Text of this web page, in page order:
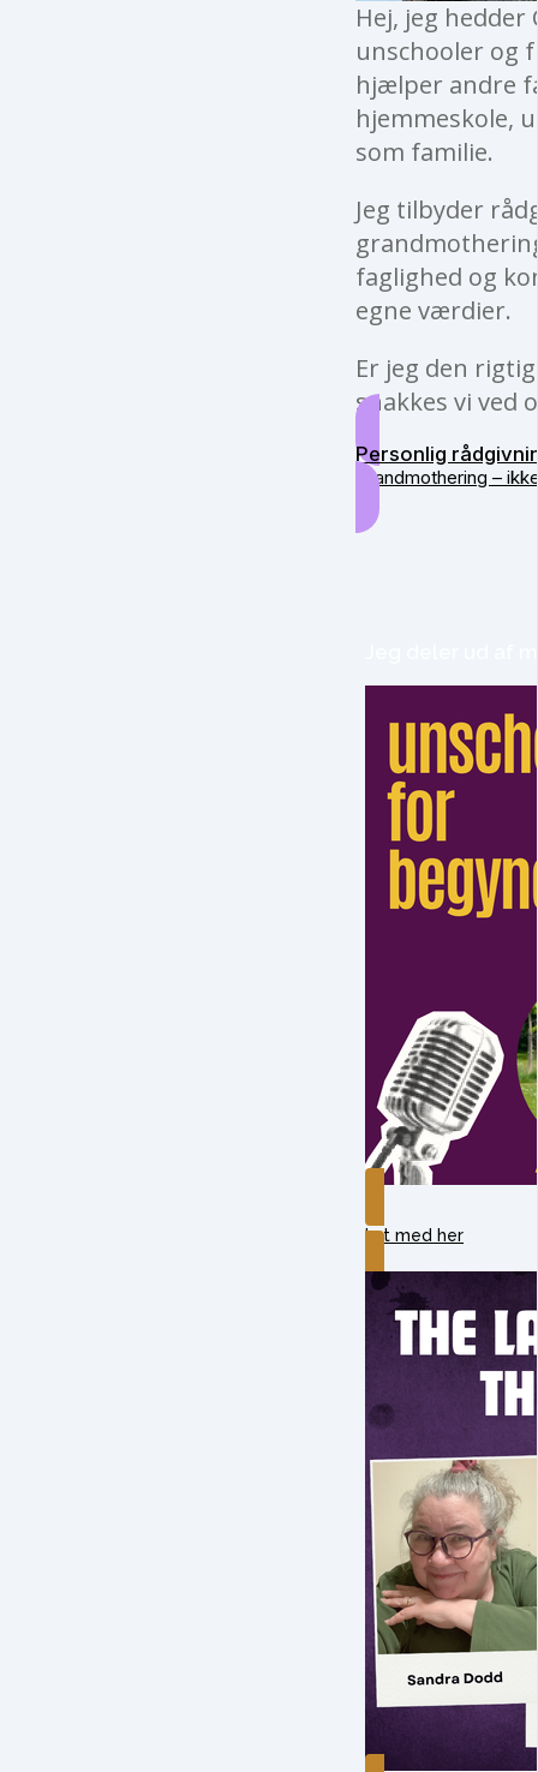
Hej, jeg
unschooler og
hjælper andre
hjemmeskole,
som familie.
Jeg tilbyder
faglighed og
egne værdier.
Er jeg den
snakkes vi ved
Personlig
Grandmothering –
Lyt med her